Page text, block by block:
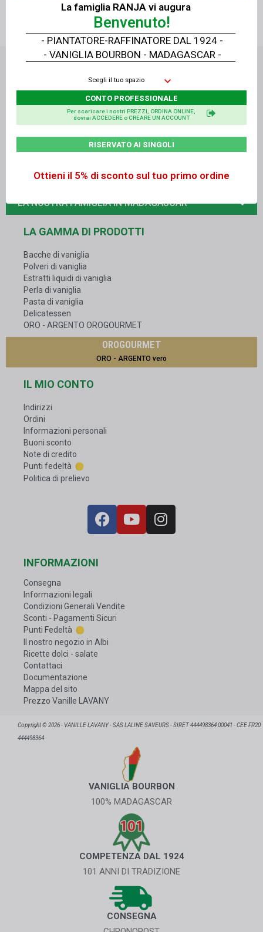
+3305 63 47 77 68
contact@vanillelavany.com
LA NOSTRA FAMIGLIA IN MADAGASCAR
LA GAMMA DI PRODOTTI
Bacche di vaniglia
Polveri di vaniglia
Estratti liquidi di vaniglia
Perla di vaniglia
Pasta di vaniglia
Delicatessen
ORO - ARGENTO OROGOURMET
OROGOURMET
ORO - ARGENTO vero
IL MIO CONTO
Indirizzi
Ordini
Informazioni personali
Buoni sconto
Note di credito
Punti fedeltà
Politica di prelievo
INFORMAZIONI
Consegna
Informazioni legali
Condizioni Generali Vendite
Sconti - Pagamenti Sicuri
Punti Fedeltà
Il nostro negozio in Albi
Ricette dolci - salate
Contattaci
Documentazione
Mappa del sito
Prezzo Vanille LAVANY
Copyright © 2026 - VANILLE LAVANY - SAS LALINE SAVEURS - SIRET 444498364 00041 - CEE FR20
444498364
VANIGLIA BOURBON
100% MADAGASCAR
COMPETENZA DAL 1924
101 ANNI DI TRADIZIONE
CONSEGNA
La famiglia RANJA vi augura
Benvenuto!
- VANIGLIA BOURBON - MADAGASCAR -
- PIANTATORE-RAFFINATORE DAL 1924 -
Scegli il tuo spazio
CONTO PROFESSIONALE
RISERVATO AI SINGOLI
Per scaricare i nostri PREZZI, ORDINA ONLINE,
dovrai ACCEDERE o CREARE UN ACCOUNT
Ottieni il 5% di sconto sul tuo primo ordine